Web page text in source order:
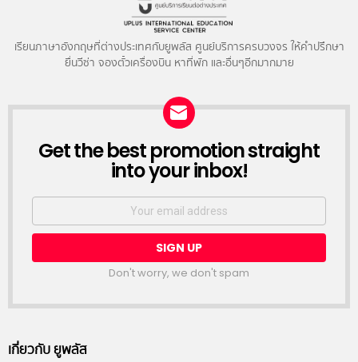
เรียนภาษาอังกฤษที่ต่างประเทศกับยูพลัส ศูนย์บริการครบวงจร ให้คำปรึกษา
ยื่นวีซ่า จองตั๋วเครื่องบิน หาที่พัก และอื่นๆอีกมากมาย
NEWSLETTER
Get the best promotion straight
into your inbox!
Email
Don't worry, we don't spam
เกี่ยวกับ ยูพลัส